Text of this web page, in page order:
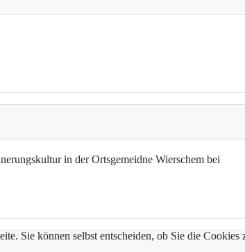
in der Ortsgemeidne Wierschem bei
Sie können selbst entscheiden, ob Sie die